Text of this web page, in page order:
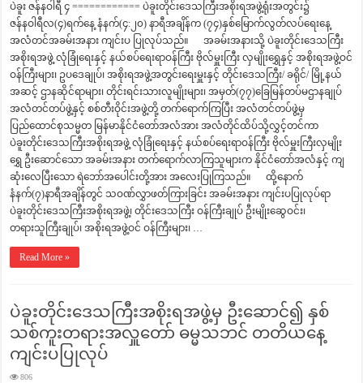
ပဲခူး ဇန်နဝါရီ ၄ ============ ပဲခူးတိုင်းဒေသကြီးအစိုးရအဖွဲ့ရုံးအတွင်း၌
ဇန်နဝါရီလ(၄)ရက်နေ့ နံနက်(၄:၂၀) နာရီအချိန်က (၇၄)နှစ်မြောက်လွတ်လပ်ရေးနေ့
အလံတင်အခမ်းအနား ကျင်းပ ပြုလုပ်သည်။ အခမ်းအနားသို့ ပဲခူးတိုင်းဒေသကြီး
အစိုးရအဖွဲ့ လုံခြုံရေးနှင့် နယ်စပ်ရေးရာဝန်ကြီး ဗိုလ်မှူးကြီး လှမျိုးရွှေနှင့် အစိုးရအဖွဲ့ဝင်
ဝန်ကြီးများ၊ ဥပဒေချုပ်၊ အစိုးရအဖွဲ့အတွင်းရေးမှူးနှင့် တိုင်းဒေသကြီး/ ခရိုင်/ မြို့နယ်
အဆင့် ဌာနဆိုင်ရာများ၊ တိုင်းရင်းသားလူမျိုးများ၊ အမှတ်(၇၇)‌ခြေမြန်တပ်မဌာနချုပ်
အလံတင်တပ်ဖွဲ့နှင့် စစ်တီးဝိုင်းအဖွဲ့တို့ တက်ရောက်ကြပြီး အလံတင်တပ်ဖွဲ့မှ
ပြည်‌ထောင်စုသမ္မတ မြန်မာနိုင်ငံတော်အလံအား အလံတိုင်ထိပ်သို့လွှင့်တင်ကာ
ပဲခူးတိုင်းဒေသကြီးအစိုးရအဖွဲ့ လုံခြုံရေးနှင့် နယ်စပ်ရေးရာဝန်ကြီး ဗိုလ်မှူးကြီးလှမျိုး
ရွှေ ဦးဆောင်သော အခမ်းအနား တက်ရောက်လာကြသူများက နိုင်ငံတော်အလံနှင့် ကျ
ဆုံးလေပြီးသော ရဲဘော်အပေါင်းတို့အား အလေးပြုကြသည်။ ထို့နောက်
နံနက်(၇)နာရီအချိန်တွင် သဝဏ်လွှာဖတ်ကြားခြင်း အခမ်းအနား ကျင်းပပြုလုပ်ရာ
ပဲခူးတိုင်းဒေသကြီးအစိုးရအဖွဲ့၊ တိုင်းဒေသကြီး ဝန်ကြီးချုပ် ဦးမျိုးဆွေဝင်း၊
တရားသူကြီးချုပ်၊ အစိုးရအဖွဲ့ဝင် ဝန်ကြီးများ၊ …
Read More »
ပဲခူးတိုင်းဒေသကြီးအစိုးရအဖွဲ့မှ ဦးဆောင်၍ နှစ်
သစ်ကူးတရားအလှူတော် ဓမ္မသဘင် တတိယနေ့
ကျင်းပပြုလုပ်
806